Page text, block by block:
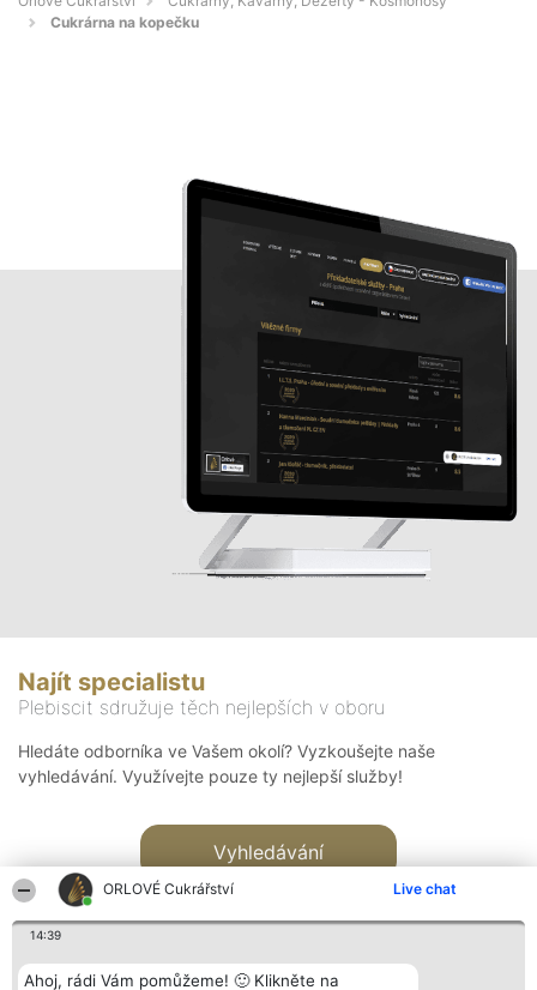
ORLOVÉ Cukrářství Live chat
14:39
Ahoj, rádi Vám pomůžeme! 🙂 Klikněte na
Cukrárna na kopečku
Najít specialistu
Plebiscit sdružuje těch nejlepších v oboru
Hledáte odborníka ve Vašem okolí? Vyzkoušejte naše
vyhledávání. Využívejte pouze ty nejlepší služby!
Vyhledávání